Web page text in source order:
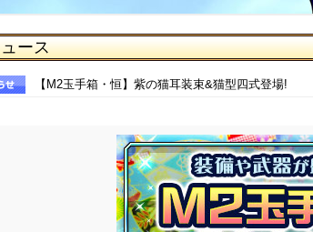
ース
【M2玉手箱・恒】紫の猫耳装束&猫型四式登場!